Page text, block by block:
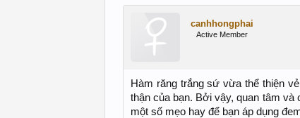
canhhongphai
Active Member
Hàm răng trắng sứ vừa thể thiện
thận của bạn. Bởi vậy, quan tâm
một số mẹo hay để bạn áp dụng